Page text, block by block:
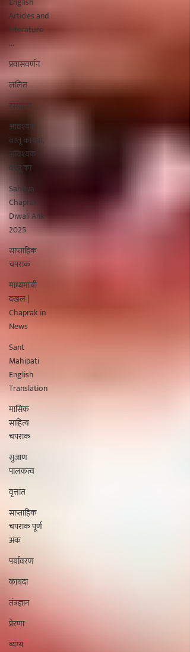
Articles and
Literature
...
प्रवासवर्णन
ललित
रसग्रहण
आवश्यक
वस्तू कायदा,
आवश्यक
वस्तू का
Sahitya
Chaprak
Diwali Ank
2025
साप्ताहिक
चपराक
माध्यमांची
दखल |
Chaprak in
News
Sant
Mahipati
English
Translation
मासिक
साहित्य
चपराक
सुजाण
पालकत्व
वृत्तांत
साप्ताहिक
चपराक पूर्ण
अंक
पर्यावरण
कायदा
तंत्रज्ञान
प्रेरणा
व्यंग्य